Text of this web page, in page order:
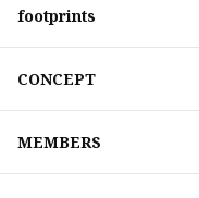
footprints
CONCEPT
MEMBERS